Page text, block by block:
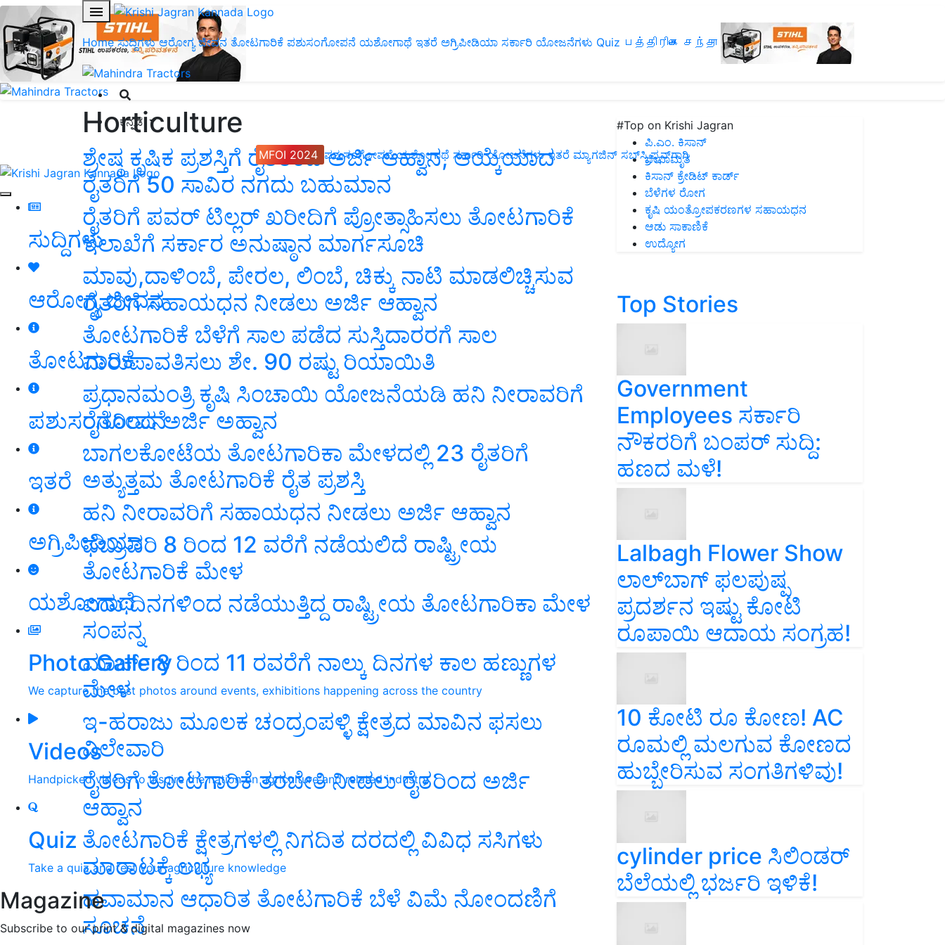
Home ಸುದ್ದಿಗಳು ಆರೋಗ್ಯ ಜೀವನ ತೋಟಗಾರಿಕೆ ಪಶುಸಂಗೋಪನೆ ಯಶೋಗಾಥೆ ಇತರೆ ಅಗ್ರಿಪೀಡಿಯಾ ಸರ್ಕಾರಿ ಯೋಜನೆಗಳು Quiz பத்திரிகை சந்தா
ಕನ್ನಡ
MFOI 2024 ಪಶುಸಂಗೋಪನೆ ಯಶೋಗಾಥೆ ಸರ್ಕಾರಿ ಯೋಜನೆಗಳು ಇತರೆ ಮ್ಯಾಗಜಿನ್‌ ಸಬ್‌ಸ್ಕ್ರಿಪ್ಷನ್‌ಗಾಗಿ
ಸುದ್ದಿಗಳು
ಆರೋಗ್ಯ ಜೀವನ
ತೋಟಗಾರಿಕೆ
ಪಶುಸಂಗೋಪನೆ
ಇತರೆ
ಅಗ್ರಿಪೀಡಿಯಾ
ಯಶೋಗಾಥೆ
Photo Gallery
We capture the best photos around events, exhibitions happening across the country
Videos
Handpicked videos to inspire the nation on agriculture and related industry
Quiz
Take a quiz and test your agriculture knowledge
Magazine
Subscribe to our print & digital magazines now
Horticulture
ಶ್ರೇಷ್ಠ ಕೃಷಿಕ ಪ್ರಶಸ್ತಿಗೆ ರೈತರಿಂದ ಅರ್ಜಿ ಆಹ್ವಾನ, ಆಯ್ಕೆಯಾದ
ರೈತರಿಗೆ 50 ಸಾವಿರ ನಗದು ಬಹುಮಾನ
ರೈತರಿಗೆ ಪವರ್ ಟಿಲ್ಲರ್ ಖರೀದಿಗೆ ಪ್ರೋತ್ಸಾಹಿಸಲು ತೋಟಗಾರಿಕೆ
ಇಲಾಖೆಗೆ ಸರ್ಕಾರ ಅನುಷ್ಠಾನ ಮಾರ್ಗಸೂಚಿ
ಮಾವು,ದಾಳಿಂಬೆ, ಪೇರಲ, ಲಿಂಬೆ, ಚಿಕ್ಕು ನಾಟಿ ಮಾಡಲಿಚ್ಚಿಸುವ
ರೈತರಿಗೆ ಸಹಾಯಧನ ನೀಡಲು ಅರ್ಜಿ ಆಹ್ವಾನ
ತೋಟಗಾರಿಕೆ ಬೆಳೆಗೆ ಸಾಲ ಪಡೆದ ಸುಸ್ತಿದಾರರಗೆ ಸಾಲ
ಮರುಪಾವತಿಸಲು ಶೇ. 90 ರಷ್ಟು ರಿಯಾಯಿತಿ
ಪ್ರಧಾನಮಂತ್ರಿ ಕೃಷಿ ಸಿಂಚಾಯಿ ಯೋಜನೆಯಡಿ ಹನಿ ನೀರಾವರಿಗೆ
ರೈತರಿಂದ ಅರ್ಜಿ ಅಹ್ವಾನ
ಬಾಗಲಕೋಟೆಯ ತೋಟಗಾರಿಕಾ ಮೇಳದಲ್ಲಿ 23 ರೈತರಿಗೆ
ಅತ್ಯುತ್ತಮ ತೋಟಗಾರಿಕೆ ರೈತ ಪ್ರಶಸ್ತಿ
ಹನಿ ನೀರಾವರಿಗೆ ಸಹಾಯಧನ ನೀಡಲು ಅರ್ಜಿ ಆಹ್ವಾನ
ಫೆಬ್ರುವರಿ 8 ರಿಂದ 12 ವರೆಗೆ ನಡೆಯಲಿದೆ ರಾಷ್ಟ್ರೀಯ
ತೋಟಗಾರಿಕೆ ಮೇಳ
ಐದು ದಿನಗಳಿಂದ ನಡೆಯುತ್ತಿದ್ದ ರಾಷ್ಟ್ರೀಯ ತೋಟಗಾರಿಕಾ ಮೇಳ
ಸಂಪನ್ನ
ಮಾರ್ಚ್ 8 ರಿಂದ 11 ರವರೆಗೆ ನಾಲ್ಕು ದಿನಗಳ ಕಾಲ ಹಣ್ಣುಗಳ
ಮೇಳ
ಇ-ಹರಾಜು ಮೂಲಕ ಚಂದ್ರಂಪಳ್ಳಿ ಕ್ಷೇತ್ರದ ಮಾವಿನ ಫಸಲು
ವಿಲೇವಾರಿ
ರೈತರಿಗೆ ತೋಟಗಾರಿಕೆ ತರಬೇತಿ ನೀಡಲು ರೈತರಿಂದ ಅರ್ಜಿ
ಆಹ್ವಾನ
ತೋಟಗಾರಿಕೆ ಕ್ಷೇತ್ರಗಳಲ್ಲಿ ನಿಗದಿತ ದರದಲ್ಲಿ ವಿವಿಧ ಸಸಿಗಳು
ಮಾರಾಟಕ್ಕೆ ಲಭ್ಯ
ಹವಾಮಾನ ಆಧಾರಿತ ತೋಟಗಾರಿಕೆ ಬೆಳೆ ವಿಮೆ ನೋಂದಣಿಗೆ
ಸೂಚನೆ
#Top on Krishi Jagran
ಪಿ.ಎಂ. ಕಿಸಾನ್
ಜೀವಾಮೃತ
ಕಿಸಾನ್ ಕ್ರೇಡಿಟ್ ಕಾರ್ಡ್
ಬೆಳೆಗಳ ರೋಗ
ಕೃಷಿ ಯಂತ್ರೋಪಕರಣಗಳ ಸಹಾಯಧನ
ಆಡು ಸಾಕಾಣಿಕೆ
ಉದ್ಯೋಗ
Top Stories
Government
Employees ಸರ್ಕಾರಿ
ನೌಕರರಿಗೆ ಬಂಪರ್‌ ಸುದ್ದಿ:
ಹಣದ ಮಳೆ!
Lalbagh Flower Show
ಲಾಲ್‌ಬಾಗ್ ಫಲಪುಷ್ಪ
ಪ್ರದರ್ಶನ ಇಷ್ಟು ಕೋಟಿ
ರೂಪಾಯಿ ಆದಾಯ ಸಂಗ್ರಹ!
10 ಕೋಟಿ ರೂ ಕೋಣ! AC
ರೂಮಲ್ಲಿ ಮಲಗುವ ಕೋಣದ
ಹುಬ್ಬೇರಿಸುವ ಸಂಗತಿಗಳಿವು!
cylinder price ಸಿಲಿಂಡರ್‌
ಬೆಲೆಯಲ್ಲಿ ಭರ್ಜರಿ ಇಳಿಕೆ!